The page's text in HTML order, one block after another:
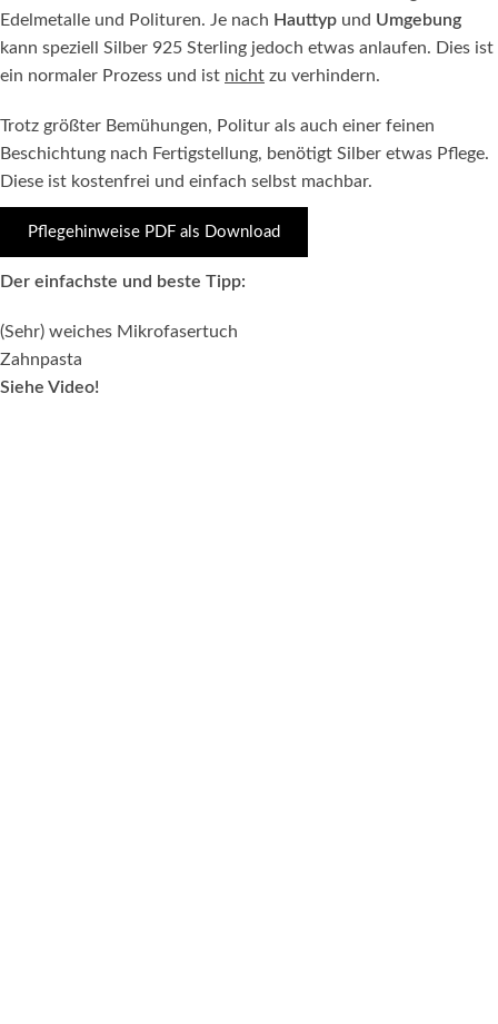
Edelmetalle und Polituren. Je nach Hauttyp und Umgebung
kann speziell Silber 925 Sterling jedoch etwas anlaufen. Dies ist
ein normaler Prozess und ist nicht zu verhindern.
Trotz größter Bemühungen, Politur als auch einer feinen
Beschichtung nach Fertigstellung, benötigt Silber etwas Pflege.
Diese ist kostenfrei und einfach selbst machbar.
Pflegehinweise PDF als Download
Der einfachste und beste Tipp:
(Sehr) weiches Mikrofasertuch
Zahnpasta
Siehe Video!